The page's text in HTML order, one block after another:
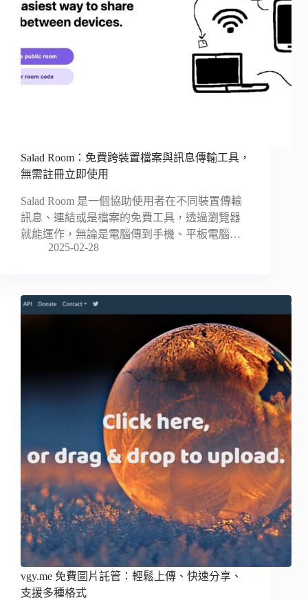
Salad Room：免費跨裝置檔案與訊息傳輸工具，
無需註冊立即使用
Salad Room 是一個協助使用者在不同裝置傳輸
訊息、連結或是檔案的免費工具，透過瀏覽器
就能運作，無論是電腦傳到手機、平板電腦…
2025-02-28
vgy.me 免費圖片託管：輕鬆上傳、快速分享、
支援多種格式